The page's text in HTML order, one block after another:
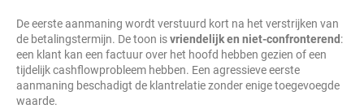
De eerste aanmaning wordt verstuurd kort na het verstrijken van
de betalingstermijn. De toon isvriendelijk en niet-confronterend:
een klant kan een factuur over het hoofd hebben gezien of een
tijdelijk cashflowprobleem hebben. Een agressieve eerste
aanmaning beschadigt de klantrelatie zonder enige toegevoegde
waarde.